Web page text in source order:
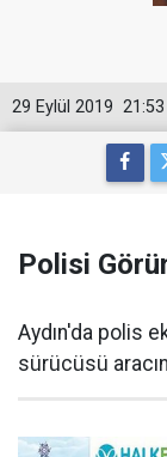
21:53
29 Eylül 2019
Polisi
Aydın'da polis
sürücüsü